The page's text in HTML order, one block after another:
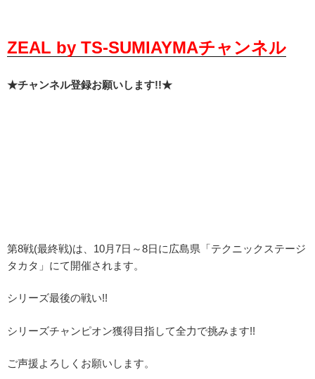
ZEAL by TS-SUMIAYMAチャンネル
★チャンネル登録お願いします!!★
第8戦(最終戦)は、10月7日～8日に広島県「テクニックステージ
タカタ」にて開催されます。
シリーズ最後の戦い!!
シリーズチャンピオン獲得目指して全力で挑みます!!
ご声援よろしくお願いします。